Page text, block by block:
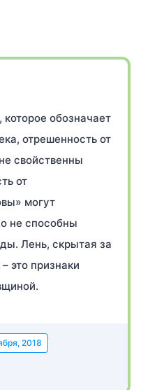
обозначает
отрешенность от
свойственны
от
могут
не способны
Лень, скрытая за
это признаки
2018